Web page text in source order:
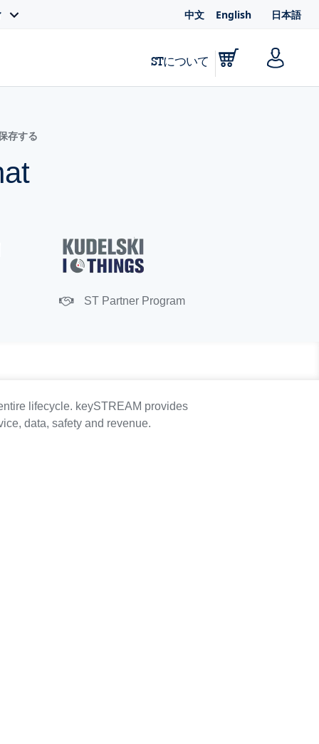
存する
ST Partner Program
lifecycle. keySTREAM provides
data, safety and revenue.
中文 English 日本語
STについて